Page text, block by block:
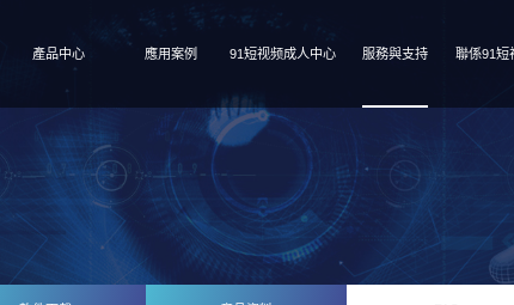
產品中心 應用案例 91短视频成人中心 服務與支持 聯係91短